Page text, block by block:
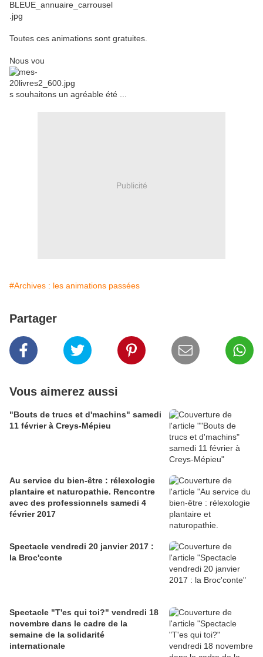
Toutes ces animations sont gratuites.
Nous vou
s souhaitons un agréable été ...
Publicité
#Archives : les animations passées
Partager
Vous aimerez aussi
"Bouts de trucs et d'machins" samedi
11 février à Creys-Mépieu
Au service du bien-être : rélexologie
plantaire et naturopathie. Rencontre
avec des professionnels samedi 4
février 2017
Spectacle vendredi 20 janvier 2017 :
la Broc'conte
Spectacle "T'es qui toi?" vendredi 18
novembre dans le cadre de la
semaine de la solidarité
internationale